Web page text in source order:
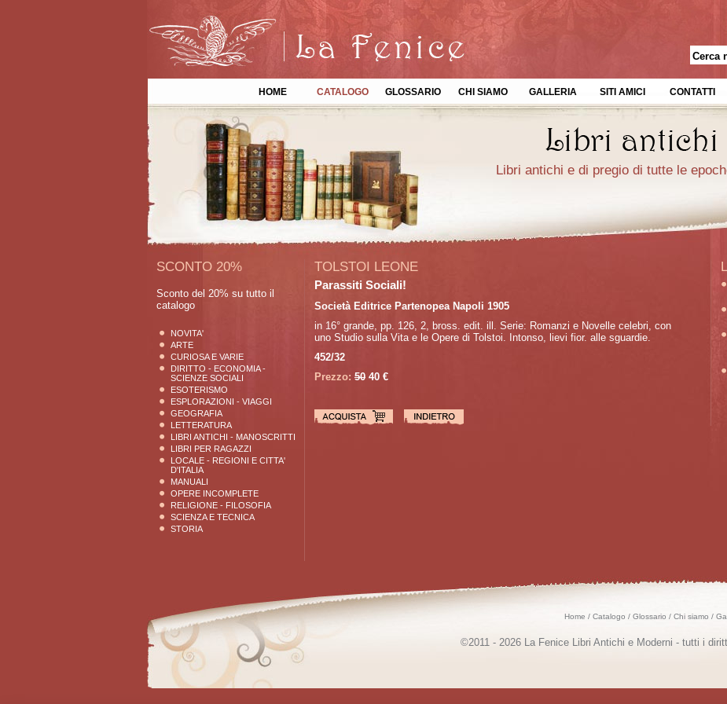
HOME CATALOGO GLOSSARIO CHI SIAMO GALLERIA SITI AMICI
CONTATTI
Libri antichi e di pregio di tutte le
SCONTO 20%
Sconto del 20% su tutto il
catalogo
NOVITA'
ARTE
CURIOSA E VARIE
DIRITTO - ECONOMIA -
SCIENZE SOCIALI
ESOTERISMO
ESPLORAZIONI - VIAGGI
GEOGRAFIA
LETTERATURA
LIBRI ANTICHI - MANOSCRITTI
LIBRI PER RAGAZZI
LOCALE - REGIONI E CITTA'
D'ITALIA
MANUALI
OPERE INCOMPLETE
RELIGIONE - FILOSOFIA
SCIENZA E TECNICA
STORIA
TOLSTOI LEONE
Parassiti Sociali!
Società Editrice Partenopea Napoli 1905
in 16° grande, pp. 126, 2, bross. edit. ill. Serie: Romanzi e Novelle celebri, con
uno Studio sulla Vita e le Opere di Tolstoi. Intonso, lievi fior. alle sguardie.
452/32
Prezzo: 50 40 €
Home / Catalogo / Glossario / Chi siamo /
©2011 - 2026 La Fenice Libri Antichi e Moderni - tutti i